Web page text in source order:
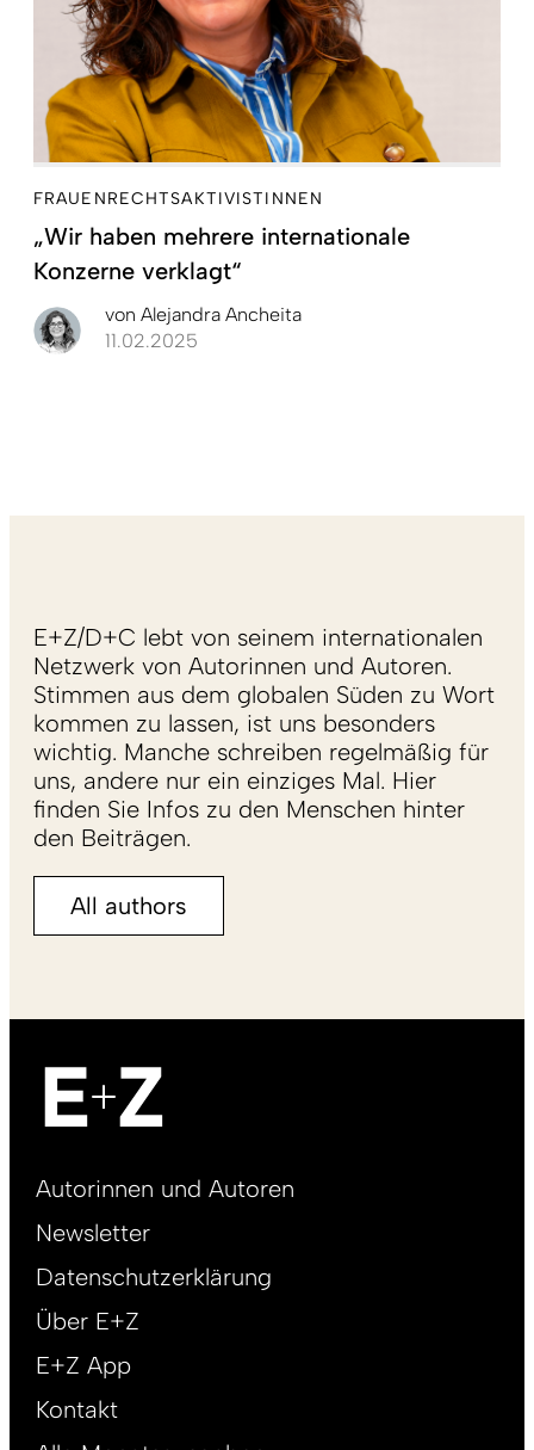
FRAUENRECHTSAKTIVISTINNEN
„Wir haben mehrere internationale
Konzerne verklagt“
von Alejandra Ancheita
11.02.2025
E+Z/D+C lebt von seinem internationalen
Netzwerk von Autorinnen und Autoren.
Stimmen aus dem globalen Süden zu Wort
kommen zu lassen, ist uns besonders
wichtig. Manche schreiben regelmäßig für
uns, andere nur ein einziges Mal. Hier
finden Sie Infos zu den Menschen hinter
den Beiträgen.
All authors
Footer
DE
Autorinnen und Autoren
Newsletter
Datenschutzerklärung
Über E+Z
E+Z App
Kontakt